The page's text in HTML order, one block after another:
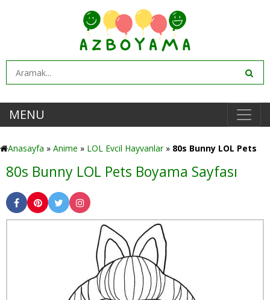
MENU
Anasayfa » Anime » LOL Evcil Hayvanlar» 80s Bunny LOL Pets
80s Bunny LOL Pets Boyama Sayfası